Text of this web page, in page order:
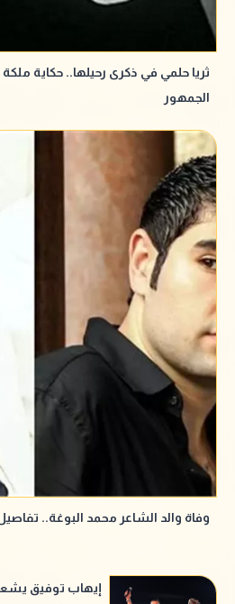
ثريا حلمي في ذكرى رحيلها.. حكاية
الجمهور
وفاة والد الشاعر محمد البوغة.. تفاصيل
إيهاب توفيق